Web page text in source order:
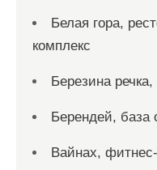
Белая гора,
комплекс
Березина
Берендей, база
Вайнах,